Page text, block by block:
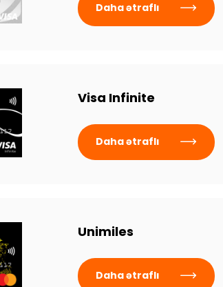
Daha ətraflı
Visa Infinite
Daha ətraflı
Unimiles
Daha ətraflı